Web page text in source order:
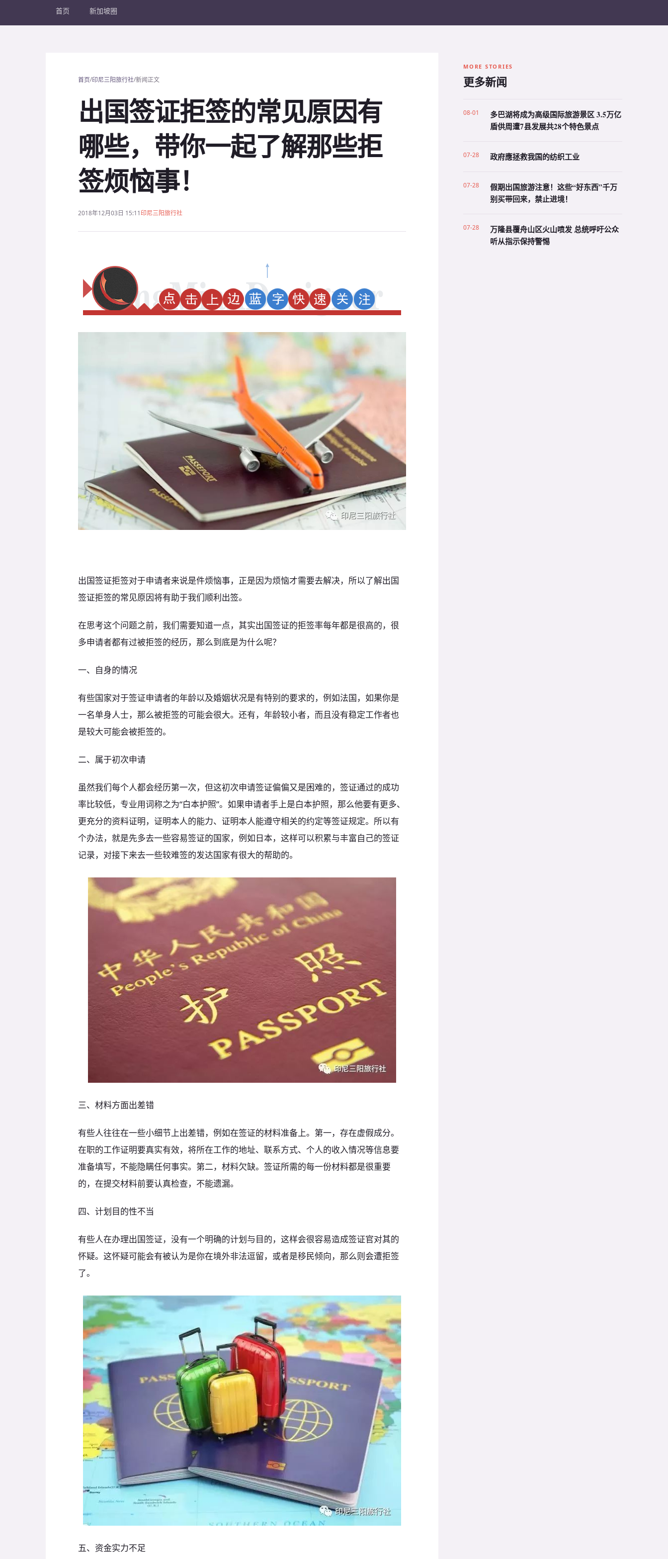
首页 新加坡圈
首页/印尼三阳旅行社/新闻正文
出国签证拒签的常见原因有
哪些，带你一起了解那些拒
签烦恼事！
2018年12月03日 15:11印尼三阳旅行社
出国签证拒签对于申请者来说是件烦恼事，正是因为烦恼才需要去解决，所以了解出国
签证拒签的常见原因将有助于我们顺利出签。
在思考这个问题之前，我们需要知道一点，其实出国签证的拒签率每年都是很高的，很
多申请者都有过被拒签的经历，那么到底是为什么呢？
一、自身的情况
有些国家对于签证申请者的年龄以及婚姻状况是有特别的要求的，例如法国，如果你是
一名单身人士，那么被拒签的可能会很大。还有，年龄较小者，而且没有稳定工作者也
是较大可能会被拒签的。
二、属于初次申请
虽然我们每个人都会经历第一次，但这初次申请签证偏偏又是困难的，签证通过的成功
率比较低，专业用词称之为“白本护照”。如果申请者手上是白本护照，那么他要有更多、
更充分的资料证明，证明本人的能力、证明本人能遵守相关的约定等签证规定。所以有
个办法，就是先多去一些容易签证的国家，例如日本，这样可以积累与丰富自己的签证
记录，对接下来去一些较难签的发达国家有很大的帮助的。
三、材料方面出差错
有些人往往在一些小细节上出差错，例如在签证的材料准备上。第一，存在虚假成分。
在职的工作证明要真实有效，将所在工作的地址、联系方式、个人的收入情况等信息要
准备填写，不能隐瞒任何事实。第二，材料欠缺。签证所需的每一份材料都是很重要
的，在提交材料前要认真检查，不能遗漏。
四、计划目的性不当
有些人在办理出国签证，没有一个明确的计划与目的，这样会很容易造成签证官对其的
怀疑。这怀疑可能会有被认为是你在境外非法逗留，或者是移民倾向，那么则会遭拒签
了。
五、资金实力不足
MORE STORIES
更多新闻
08-01
多巴湖将成为高级国际旅游景区 3.5万亿
盾供周遭7县发展共28个特色景点
07-28 政府應拯救我国的纺织工业
07-28
假期出国旅游注意！这些“好东西”千万
别买带回来，禁止进境！
07-28
万隆县覆舟山区火山喷发 总统呼吁公众
听从指示保持警惕